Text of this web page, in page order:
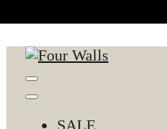
SALE